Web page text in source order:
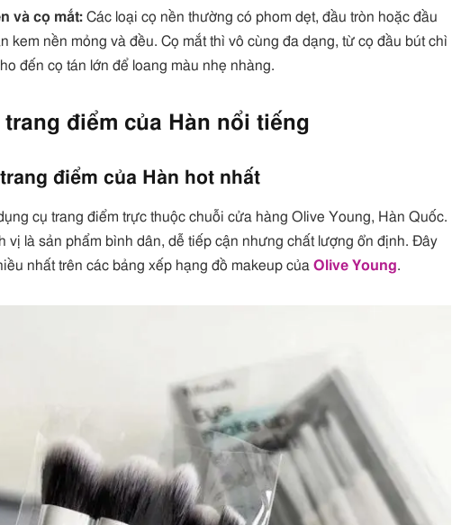
và cọ mắt: Các loại cọ nền thường có phom dẹt, đầu tròn hoặc đầu
kem nền mỏng và đều. Cọ mắt thì vô cùng đa dạng, từ cọ đầu bút chì
đến cọ tán lớn để loang màu nhẹ nhàng.
trang điểm của Hàn nổi tiếng
điểm của Hàn hot nhất
cụ trang điểm trực thuộc chuỗi cửa hàng Olive Young, Hàn Quốc.
vị là sản phẩm bình dân, dễ tiếp cận nhưng chất lượng ổn định. Đây
nhất trên các bảng xếp hạng đồ makeup củaOlive Young.